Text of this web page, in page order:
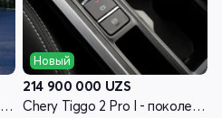
Chery Tiggo 2 Pro I - поколение
Новый
214 900 000 UZS
Chery Tiggo 2 Pro I - поколение